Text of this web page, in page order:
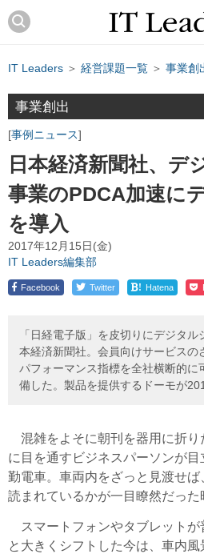
IT Leaders ＞ 経営課題一覧 ＞ 事業創
事業創出
事例ニュース
日本経済新聞社、デ
事業のPDCA加速に
を導入
2017年12月15日(金)
IT Leaders編集部
Facebook Twitter ! Hatena
「日経電子版」を皮切りにデジタ
本経済新聞社。会員向けサービスの
パフォーマンス指標を全社横断的に
備した。製品を提供するドーモが
混雑をよそに朝刊を器用に折り
に目を通すビジネスパーソンが
勤電車。車両内をざっと見渡せ
読まれているかが一目瞭然だった
スマートフォンやタブレットが
と大きくシフトした今は、車内